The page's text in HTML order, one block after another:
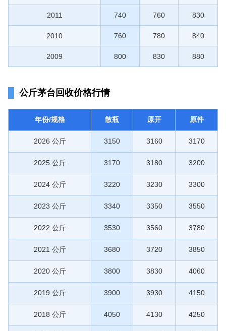
2011 740 760 830
2010 760 780 840
2009 800 830 880
公斤茅台回收价格行情
年份/规格 散瓶 原开 原件
2026 公斤 3150 3160 3170
2025 公斤 3170 3180 3200
2024 公斤 3220 3230 3300
2023 公斤 3340 3350 3550
2022 公斤 3530 3560 3780
2021 公斤 3680 3720 3850
2020 公斤 3800 3830 4060
2019 公斤 3900 3930 4150
2018 公斤 4050 4130 4250